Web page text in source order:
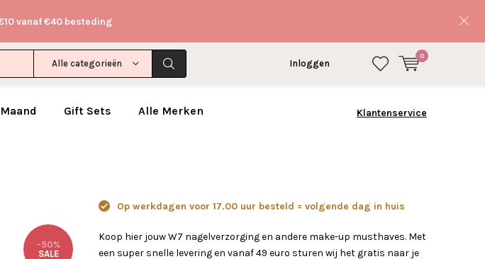
Alle categorieën Inloggen
0
vanaf €40 besteding
Gift Sets Alle Merken Klantenservice
-50%
SALE
Op werkdagen voor 17.00 uur besteld = volgende dag in huis
Koop hier jouw W7 nagelverzorging en andere make-up musthaves. Met
een super snelle levering en vanaf 49 euro sturen wij het gratis naar je